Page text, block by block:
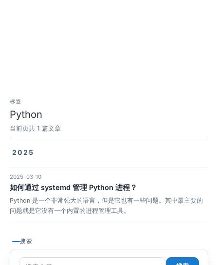
标签
Python
当前页共 1 篇文章
2025
2025-03-10
如何通过 systemd 管理 Python 进程？
Python 是一个非常强大的语言，但是它也有一些问题。其中最主要的
问题就是它没有一个内置的进程管理工具。
搜索